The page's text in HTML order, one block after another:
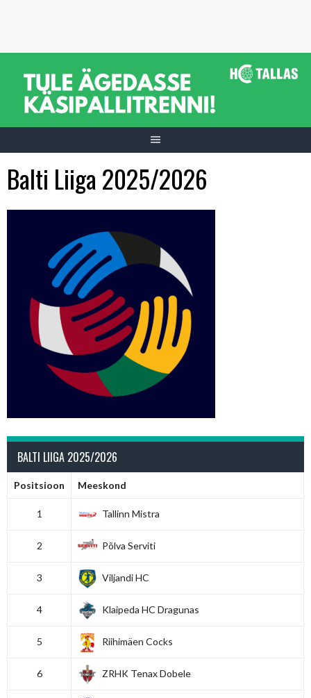
Balti Liiga 2025/2026
BALTI LIIGA 2025/2026
Positsioon Meeskond
1 Tallinn Mistra
2 Põlva Serviti
3 Viljandi HC
4 Klaipeda HC Dragunas
5 Riihimäen Cocks
6 ZRHK Tenax Dobele